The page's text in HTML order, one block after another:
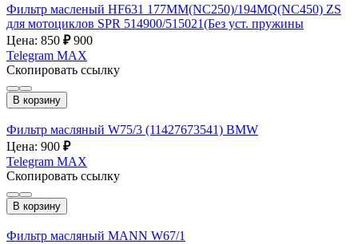
Фильтр масленый HF631 177MM(NC250)/194MQ(NC450) ZS
для мотоциклов SPR 514900/515021(Без уст. пружины
Цена: 850 ₽ 900
Telegram MAX
Скопировать ссылку
В корзину
Фильтр масляный W75/3 (11427673541) BMW
Цена: 900 ₽
Telegram MAX
Скопировать ссылку
В корзину
Фильтр масляный MANN W67/1